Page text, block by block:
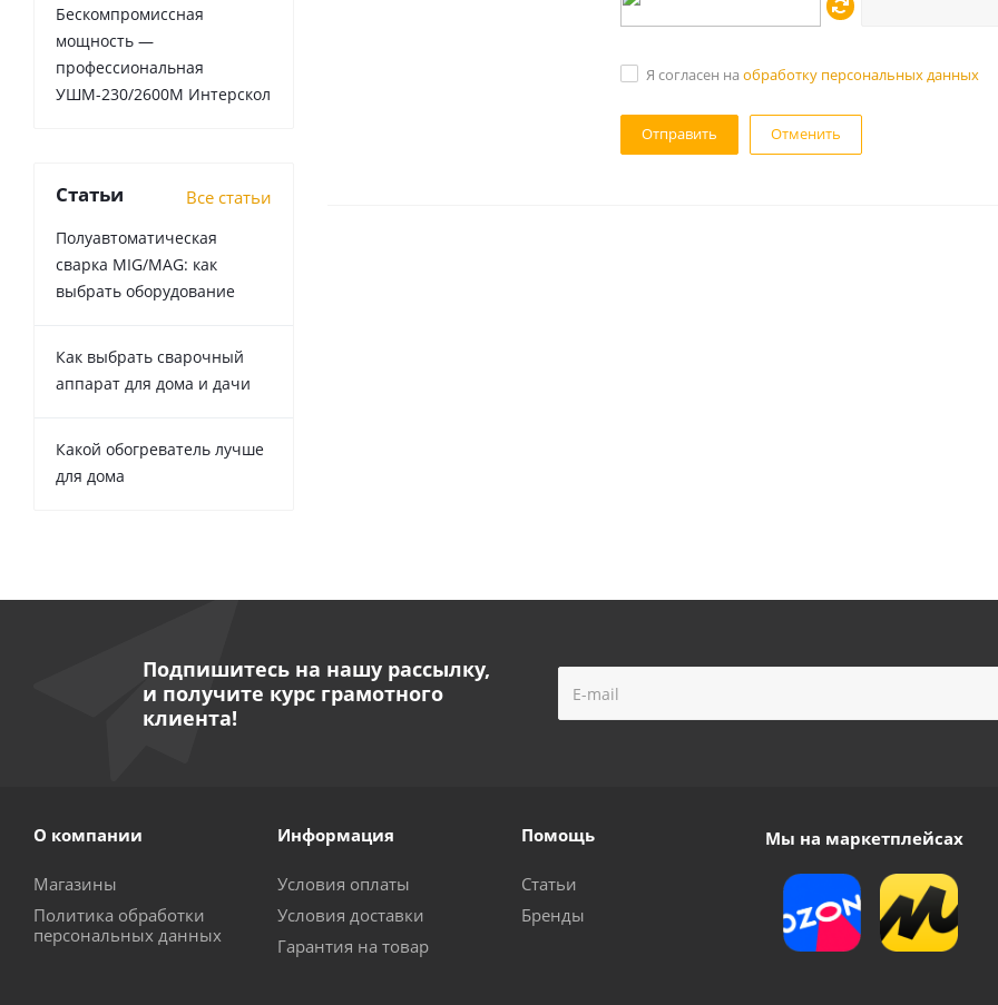
Я согласен на обработку персональных данных
Отменить
Бескомпромиссная
мощность —
профессиональная
УШМ-230/2600М Интерскол
Статьи Все статьи
Полуавтоматическая
сварка MIG/MAG: как
выбрать оборудование
Как выбрать сварочный
аппарат для дома и дачи
Какой обогреватель лучше
для дома
Подпишитесь на нашу рассылку,
и получите курс грамотного
клиента!
О компании
Магазины
Политика обработки
персональных данных
Информация
Условия оплаты
Условия доставки
Гарантия на товар
Помощь
Статьи
Бренды
Мы на маркетплейсах